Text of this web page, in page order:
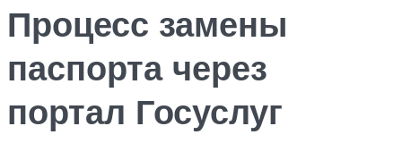
Процесс замены
паспорта через
портал Госуслуг